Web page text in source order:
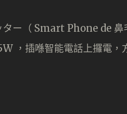
ター（ Smart Phone de
，插喺智能電話上攞電，